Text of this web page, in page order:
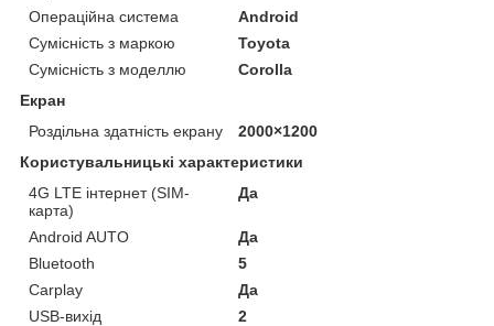
Операційна система
Android
Сумісність з маркою
Toyota
Сумісність з моделлю
Corolla
Екран
Роздільна здатність екрану
2000×1200
Користувальницькі характеристики
4G LTE інтернет (SIM-
карта)
Да
Android AUTO
Да
Bluetooth
5
Carplay
Да
USB-вихід
2